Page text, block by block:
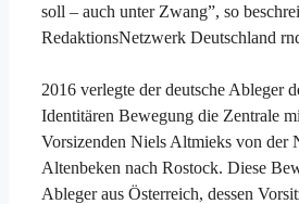
soll – auch unter Zwang”, so
RedaktionsNetzwerk Deutschland
2016 verlegte der deutsche Ableger
Identitären Bewegung die Zentrale
Vorsizenden Niels Altmieks von der
Altenbeken nach Rostock. Diese
Ableger aus Österreich, dessen